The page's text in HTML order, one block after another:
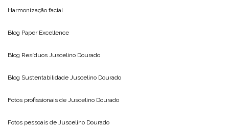
Harmonização facial
Blog Paper Excellence
Blog Resíduos Juscelino Dourado
Blog Sustentabilidade Juscelino Dourado
Fotos profissionais de Juscelino Dourado
Fotos pessoais de Juscelino Dourado